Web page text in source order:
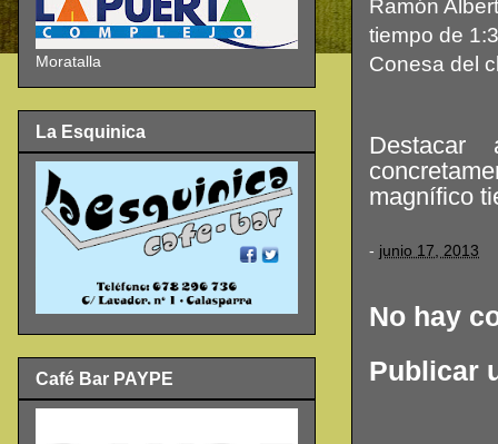
Ramón
tiempo de
Conesa del
magnífico
- junio 17, 2013
No hay
Publicar
Moratalla
La Esquinica
Café Bar PAYPE